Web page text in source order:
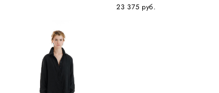
23 375 pуб.